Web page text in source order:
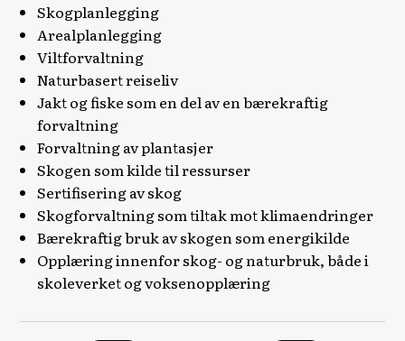
Skogplanlegging
Arealplanlegging
Viltforvaltning
Naturbasert reiseliv
Jakt og fiske som en del av en bærekraftig
forvaltning
Forvaltning av plantasjer
Skogen som kilde til ressurser
Sertifisering av skog
Skogforvaltning som tiltak mot klimaendringer
Bærekraftig bruk av skogen som energikilde
Opplæring innenfor skog- og naturbruk, både i
skoleverket og voksenopplæring